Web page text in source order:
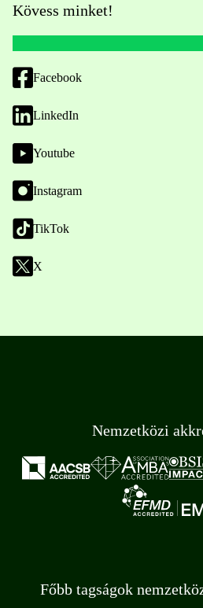
Kövess minket!
Facebook
LinkedIn
Youtube
Instagram
TikTok
X
Nemzetközi
Főbb tagságok